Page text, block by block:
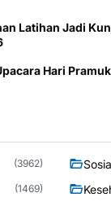
Latihan Jadi
Hari
(3962)
(1469)